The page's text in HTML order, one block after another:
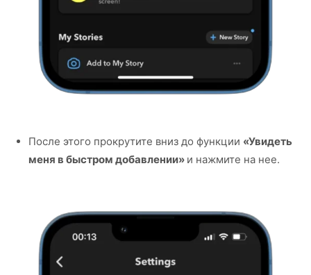
После этого прокрутите вниз до функции «Увидеть
меня в быстром добавлении» и нажмите на нее.